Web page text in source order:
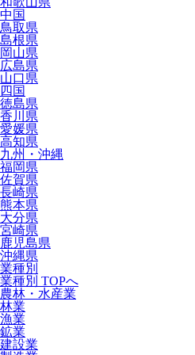
中国
鳥取県
島根県
岡山県
広島県
山口県
四国
徳島県
香川県
愛媛県
高知県
九州・沖縄
福岡県
佐賀県
長崎県
熊本県
大分県
宮崎県
鹿児島県
沖縄県
業種別
業種別 TOPへ
農林・水産業
林業
漁業
鉱業
建設業